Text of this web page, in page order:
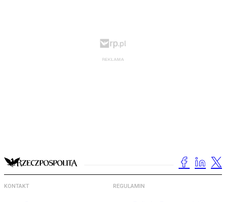
KONTAKT REGULAMIN